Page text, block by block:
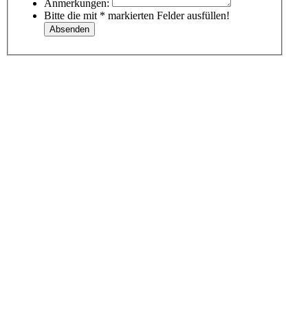
Anmerkungen:
Bitte die mit * markierten Felder ausfüllen!